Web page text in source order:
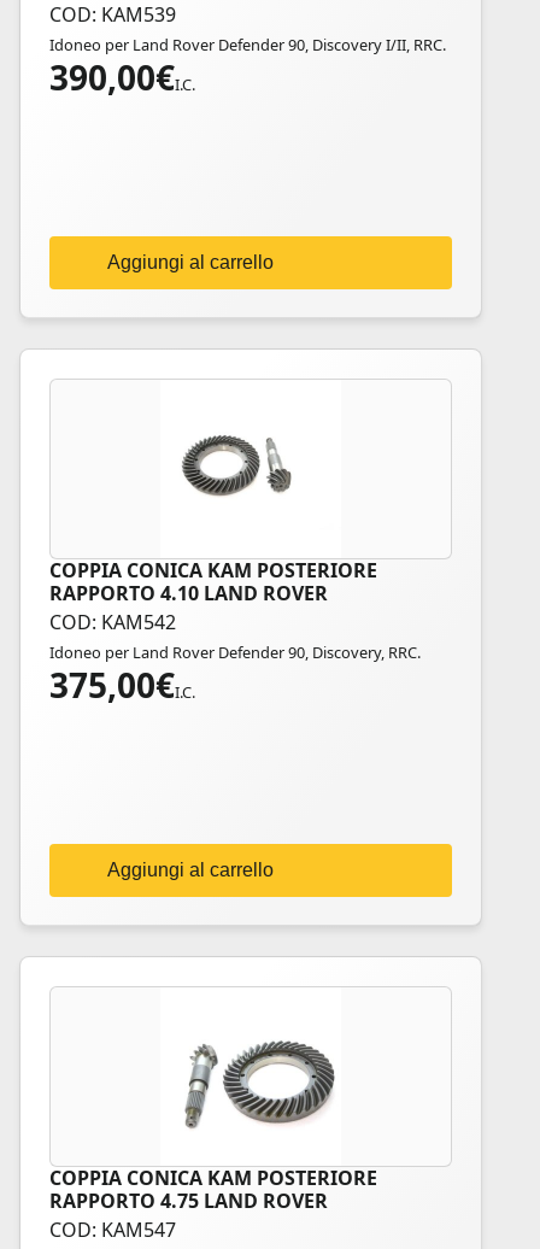
COD: KAM539
Idoneo per Land Rover Defender 90, Discovery I/II, RRC.
390,00€I.C.
Aggiungi al carrello
COPPIA CONICA KAM POSTERIORE
RAPPORTO 4.10 LAND ROVER
COD: KAM542
Idoneo per Land Rover Defender 90, Discovery, RRC.
375,00€I.C.
Aggiungi al carrello
COPPIA CONICA KAM POSTERIORE
RAPPORTO 4.75 LAND ROVER
COD: KAM547